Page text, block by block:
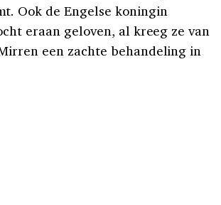
Ook de Engelse koningin
eraan geloven, al kreeg ze van
een zachte behandeling in